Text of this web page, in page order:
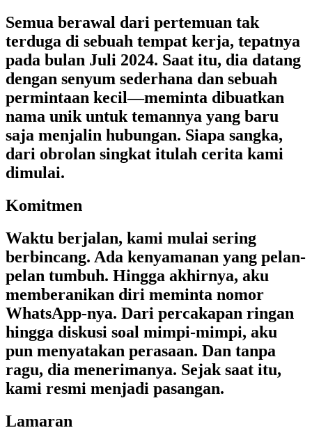
Semua berawal dari pertemuan tak
terduga di sebuah tempat kerja, tepatnya
pada bulan Juli 2024. Saat itu, dia datang
dengan senyum sederhana dan sebuah
permintaan kecil—meminta dibuatkan
nama unik untuk temannya yang baru
saja menjalin hubungan. Siapa sangka,
dari obrolan singkat itulah cerita kami
dimulai.
Komitmen
Waktu berjalan, kami mulai sering
berbincang. Ada kenyamanan yang pelan-
pelan tumbuh. Hingga akhirnya, aku
memberanikan diri meminta nomor
WhatsApp-nya. Dari percakapan ringan
hingga diskusi soal mimpi-mimpi, aku
pun menyatakan perasaan. Dan tanpa
ragu, dia menerimanya. Sejak saat itu,
kami resmi menjadi pasangan.
Lamaran